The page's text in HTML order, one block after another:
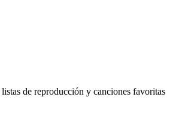
de reproducción y canciones favoritas